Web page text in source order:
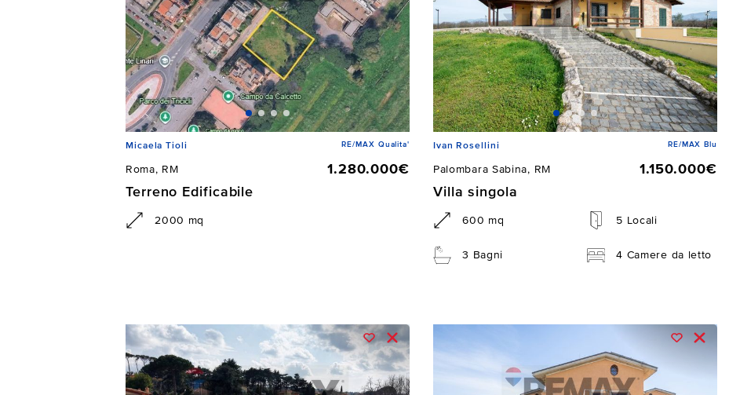
Micaela Tioli RE/MAX Qualita'
Roma, RM
1.280.000€
Terreno Edificabile
2000 mq
Ivan Rosellini RE/MAX Blu
Palombara Sabina, RM
1.150.000€
Villa singola
600 mq 5 Locali
3 Bagni 4 Camere da letto